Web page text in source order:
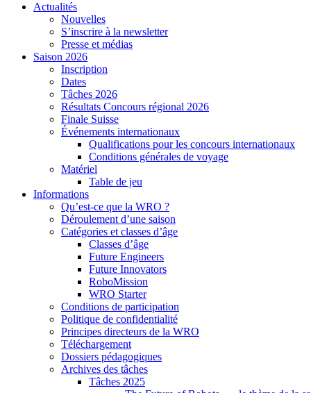
Actualités
Nouvelles
S’inscrire à la newsletter
Presse et médias
Saison 2026
Inscription
Dates
Tâches 2026
Résultats Concours régional 2026
Finale Suisse
Événements internationaux
Qualifications pour les concours internationaux
Conditions générales de voyage
Matériel
Table de jeu
Informations
Qu’est-ce que la WRO ?
Déroulement d’une saison
Catégories et classes d’âge
Classes d’âge
Future Engineers
Future Innovators
RoboMission
WRO Starter
Conditions de participation
Politique de confidentialité
Principes directeurs de la WRO
Téléchargement
Dossiers pédagogiques
Archives des tâches
Tâches 2025